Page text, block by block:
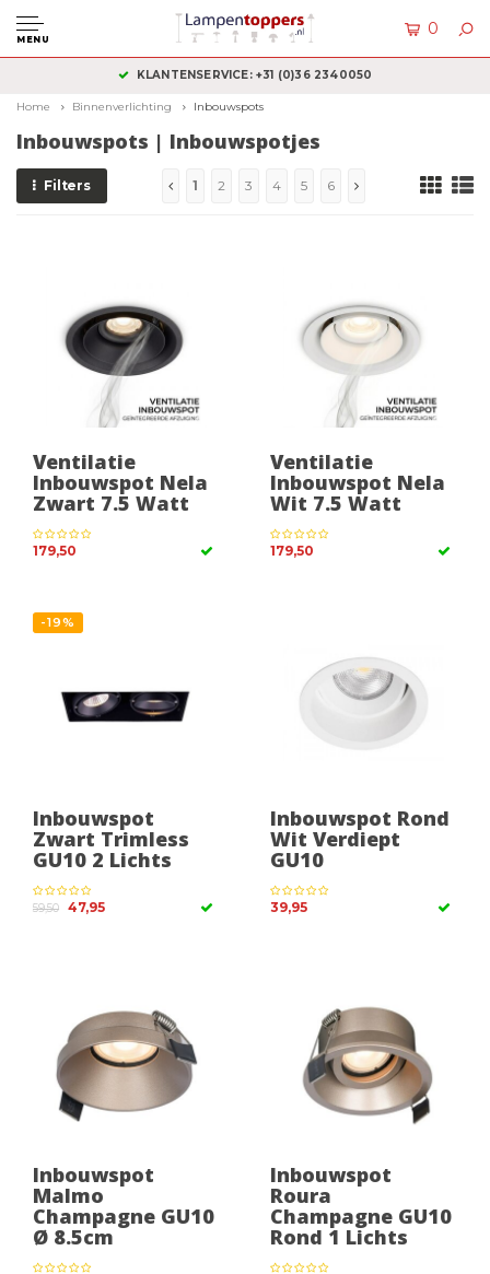
MENU
0
KLANTENSERVICE: +31 (0)36 2340050
Home Binnenverlichting Inbouwspots
Inbouwspots | Inbouwspotjes
Filters 1 2 3 4 5 6
Ventilatie
Inbouwspot Nela
Zwart 7.5 Watt
179,50
Ventilatie
Inbouwspot Nela
Wit 7.5 Watt
179,50
-19%
Inbouwspot
Zwart Trimless
GU10 2 Lichts
59,50 47,95
Inbouwspot Rond
Wit Verdiept
GU10
39,95
Inbouwspot
Malmo
Champagne GU10
Ø 8.5cm
Inbouwspot
Roura
Champagne GU10
Rond 1 Lichts